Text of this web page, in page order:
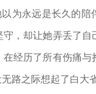
为永远是长久的陪
，却让她弄丢了自
经历了所有伤痛与
路之际想起了白大